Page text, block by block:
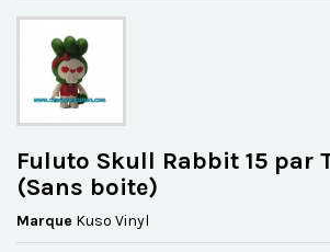
Fuluto Skull Rabbit 15 par
(Sans boite)
Marque Kuso Vinyl